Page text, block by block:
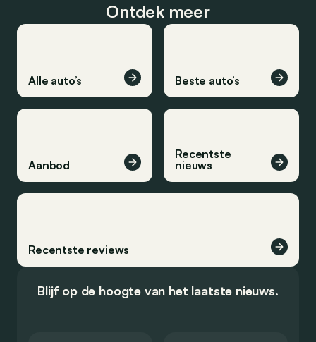
Ontdek meer
Alle auto’s Beste auto’s
Aanbod
Recentste
nieuws
Recentste reviews
Blijf op de hoogte van het laatste nieuws.